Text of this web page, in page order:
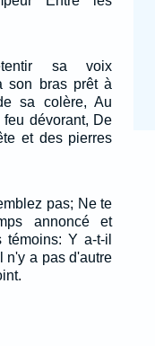
sa voix
son bras prêt à
sa colère, Au
dévorant, De
et des pierres
pas; Ne te
annoncé et
Y a-t-il
n'y a pas d'autre